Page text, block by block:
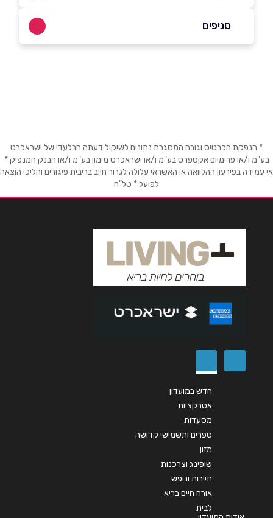
025336363
טלפון*
אימייל*
אנא חזרו אלי בקשר ל...
הודעה*
סניפים
* הנפקת הכרטיס וגובה המסגרת נתונים לשיקול דעתה הבלעדי של ישראכרט
בע"מ ו/או פרימיום אקספרס בע"מ ו/או ישראכרט מימון בע"מ ו/או הבנק המנפיק *
אי עמידה בפירעון ההלוואה או האשראי עלולה לגרור חיוב בריבית פיגורים והליכי הוצאה
לפועל * טל"ח
חדש במועדון
אטרקציות
מסעדות
ספרים ותשמישי קדושה
מזון
שופינג וצרכנות
תיירות ונופש
אורח חיים בריא
לבית